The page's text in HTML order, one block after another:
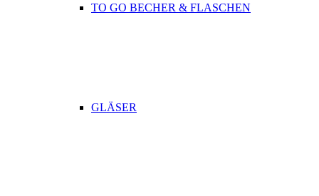
TO GO BECHER & FLASCHEN
GLÄSER